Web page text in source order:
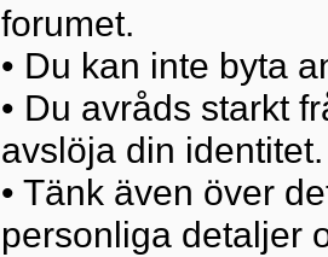
forumet.
• Du kan inte byta
• Du avråds starkt
avslöja din identitet.
• Tänk även över
personliga detaljer